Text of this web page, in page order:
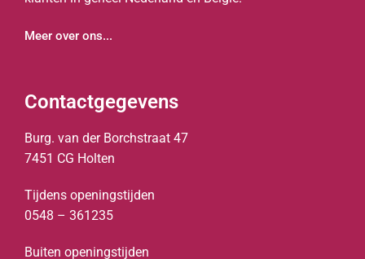
Meer over ons...
Contactgegevens
Burg. van der Borchstraat 47
7451 CG Holten
Tijdens openingstijden
0548 – 361235
Buiten openingstijden